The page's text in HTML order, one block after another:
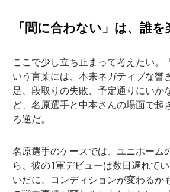
「間に合わない」は、誰
ここで少し立ち止まって考えたい。
いう言葉には、本来ネガティブな響
足、段取りの失敗、予定通りにいか
ど、名原選手と中本さんの場面で起
ろ逆だ。
名原選手のケースでは、ユニホーム
ら、彼の1軍デビューは数日遅れて
いだに、コンディションが変わるか